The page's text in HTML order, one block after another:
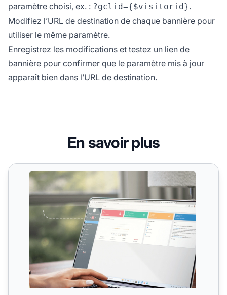
paramètre choisi, ex. : ?gclid={$visitorid}.
Modifiez l’URL de destination de chaque bannière pour
utiliser le même paramètre.
Enregistrez les modifications et testez un lien de
bannière pour confirmer que le paramètre mis à jour
apparaît bien dans l’URL de destination.
En savoir plus
Code de suivi d’affilié personnalisé